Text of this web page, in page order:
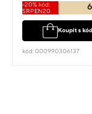
-20% kód:
SRPEN20
Koupit s
kód: 000990306137